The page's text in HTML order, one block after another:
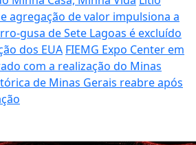
agregação de valor impulsiona a
gusa de Sete Lagoas é excluído
dos EUA FIEMG Expo Center em
com a realização do Minas
de Minas Gerais reabre após